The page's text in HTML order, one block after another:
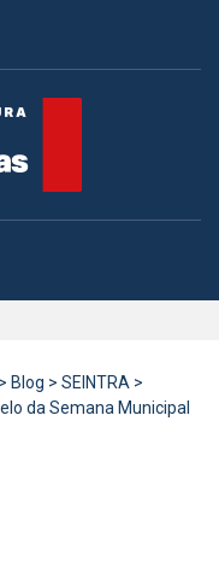
> Blog > SEINTRA >
da Semana Municipal